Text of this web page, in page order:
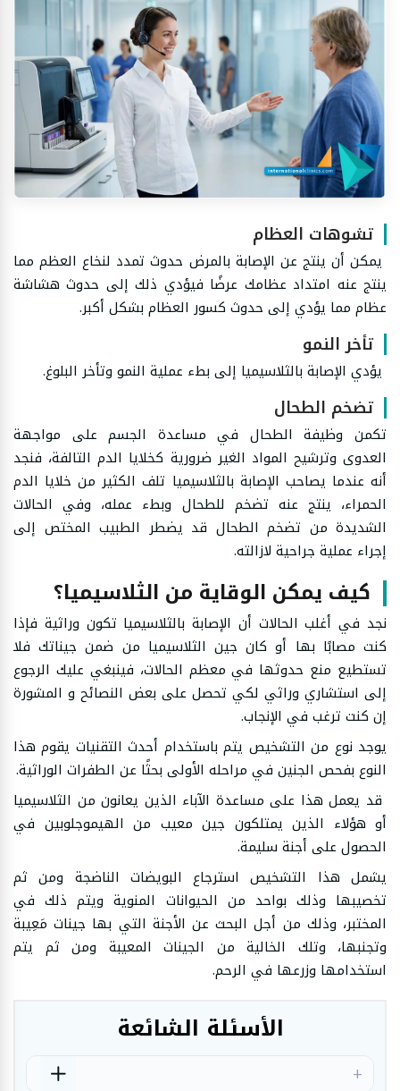
تشوهات العظام
يمكن أن ينتج عن الإصابة بالمرض حدوث تمدد لنخاع العظم مما
ينتج عنه امتداد عظامك عرضًا فيؤدي ذلك إلى حدوث هشاشة
عظام مما يؤدي إلى حدوث كسور العظام بشكل أكبر.
تأخر النمو
يؤدي الإصابة بالثلاسيميا إلى بطء عملية النمو وتأخر البلوغ.
تضخم الطحال
تكمن وظيفة الطحال في مساعدة الجسم على مواجهة
العدوى وترشيح المواد الغير ضرورية كخلايا الدم التالفة، فنجد
أنه عندما يصاحب الإصابة بالثلاسيميا تلف الكثير من خلايا الدم
الحمراء، ينتج عنه تضخم للطحال وبطء عمله، وفي الحالات
الشديدة من تضخم الطحال قد يضطر الطبيب المختص إلى
إجراء عملية جراحية لازالته.
كيف يمكن الوقاية من الثلاسيميا؟
نجد في أغلب الحالات أن الإصابة بالثلاسيميا تكون وراثية فإذا
كنت مصابًا بها أو كان جين الثلاسيميا من ضمن جيناتك فلا
تستطيع منع حدوثها في معظم الحالات، فينبغي عليك الرجوع
إلى استشاري وراثي لكي تحصل على بعض النصائح و المشورة
إن كنت ترغب في الإنجاب.
يوجد نوع من التشخيص يتم باستخدام أحدث التقنيات يقوم هذا
النوع بفحص الجنين في مراحله الأولى بحثًا عن الطفرات الوراثية.
قد يعمل هذا على مساعدة الآباء الذين يعانون من الثلاسيميا
أو هؤلاء الذين يمتلكون جين معيب من الهيموجلوبين في
الحصول على أجنة سليمة.
يشمل هذا التشخيص استرجاع البويضات الناضجة ومن ثم
تخصيبها وذلك بواحد من الحيوانات المنوية ويتم ذلك في
المختبر، وذلك من أجل البحث عن الأجنة التي بها جينات مَعِيبة
وتجنبها، وتلك الخالية من الجينات المعيبة ومن ثم يتم
استخدامها وزرعها في الرحم.
الأسئلة الشائعة